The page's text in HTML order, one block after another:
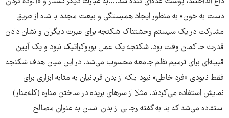
دست به خون» به منظور ایجاد همبستگی و بیعت مجدد با شاه از طریق
مشارکت در یک سیستم وحشتناک شکنجه برای عبرت دیگران و نشان دادن
قدرت حاکمان وقت بود. شکنجه یک عمل بوروکراتیک نبود و یک آیین
قبیله‌ای برای ترمیم نظم جامعه محسوب می‌شد. در این میان هدف شکنجه
فقط نابودی «فرد خاطی» نبود بلکه از بدن قربانیان به مثابه ابزاری برای
نمایش استفاده می‌کردند. مثلا از سرهای بریده در ساختن مناره (کله‌منار)
استفاده می‌شد که بنا به گفته رجالی از بدن انسان به عنوان مصالح